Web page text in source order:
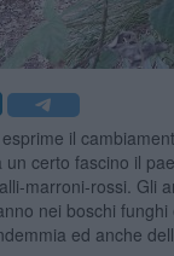
il
certo fascino il
marroni-rossi. Gli
nei boschi
ed anche